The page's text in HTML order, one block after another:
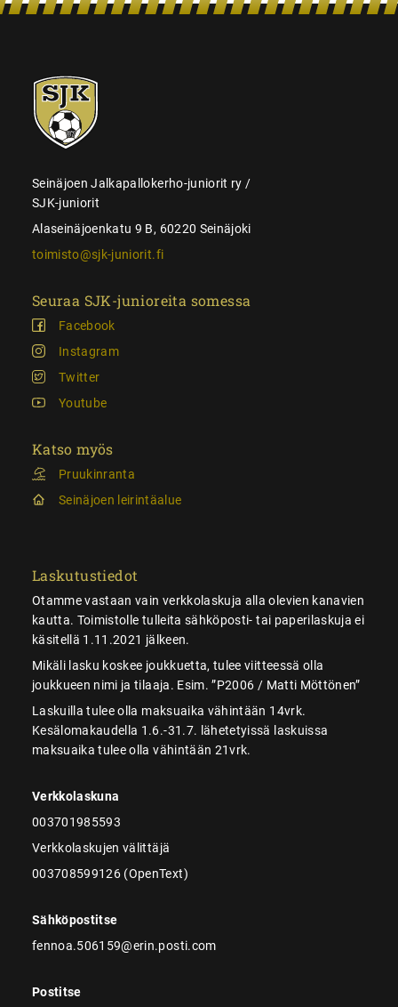
SJK-
juniorit
Seinäjoen Jalkapallokerho-juniorit ry /
SJK-juniorit
Alaseinäjoenkatu 9 B, 60220 Seinäjoki
toimisto@sjk-juniorit.fi
Seuraa SJK-junioreita somessa
Facebook
Instagram
Twitter
Youtube
Katso myös
Pruukinranta
Seinäjoen leirintäalue
Laskutustiedot
Otamme vastaan vain verkkolaskuja alla olevien kanavien
kautta. Toimistolle tulleita sähköposti- tai paperilaskuja ei
käsitellä 1.11.2021 jälkeen.
Mikäli lasku koskee joukkuetta, tulee viitteessä olla
joukkueen nimi ja tilaaja. Esim. ”P2006 / Matti Möttönen”
Laskuilla tulee olla maksuaika vähintään 14vrk.
Kesälomakaudella 1.6.-31.7. lähetetyissä laskuissa
maksuaika tulee olla vähintään 21vrk.
Verkkolaskuna
003701985593
Verkkolaskujen välittäjä
003708599126 (OpenText)
Sähköpostitse
fennoa.506159@erin.posti.com
Postitse